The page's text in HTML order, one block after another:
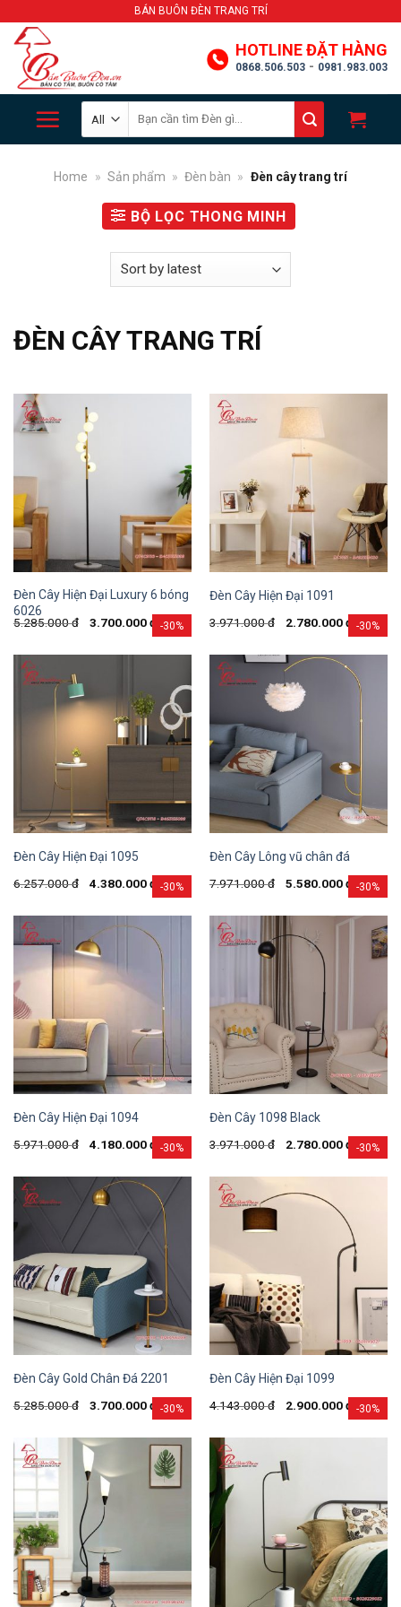
content
BÁN BUÔN ĐÈN TRANG TRÍ
HOTLINE ĐẶT HÀNG
0868.506.503 - 0981.983.003
for:
Home » Sản phẩm » Đèn bàn » Đèn cây trang trí
BỘ LỌC THONG MINH
ĐÈN CÂY TRANG TRÍ
-30%
Đèn Cây Hiện Đại Luxury 6 bóng
6026
5.285.000đ 3.700.000đ -30%
Đèn Cây Hiện Đại 1091
3.971.000đ 2.780.000đ
-30%
Đèn Cây Hiện Đại 1095
6.257.000đ 4.380.000đ -30%
Đèn Cây Lông vũ chân đá
7.971.000đ 5.580.000đ
-30%
Đèn Cây Hiện Đại 1094
5.971.000đ 4.180.000đ -30%
Đèn Cây 1098 Black
3.971.000đ 2.780.000đ
-30%
Đèn Cây Gold Chân Đá 2201
5.285.000đ 3.700.000đ -30%
Đèn Cây Hiện Đại 1099
4.143.000đ 2.900.000đ